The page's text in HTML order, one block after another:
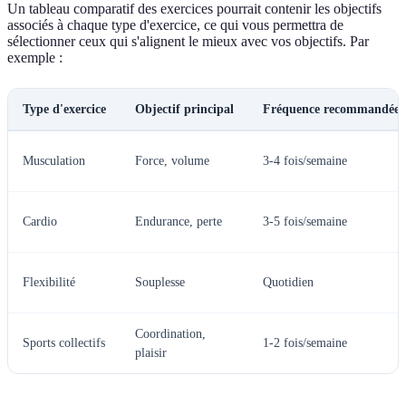
Un tableau comparatif des exercices pourrait contenir les objectifs
associés à chaque type d'exercice, ce qui vous permettra de
sélectionner ceux qui s'alignent le mieux avec vos objectifs. Par
exemple :
Type d'exercice Objectif principal Fréquence recommandée
Musculation Force, volume 3-4 fois/semaine
Cardio Endurance, perte 3-5 fois/semaine
Flexibilité Souplesse Quotidien
Sports collectifs
Coordination,
plaisir
1-2 fois/semaine